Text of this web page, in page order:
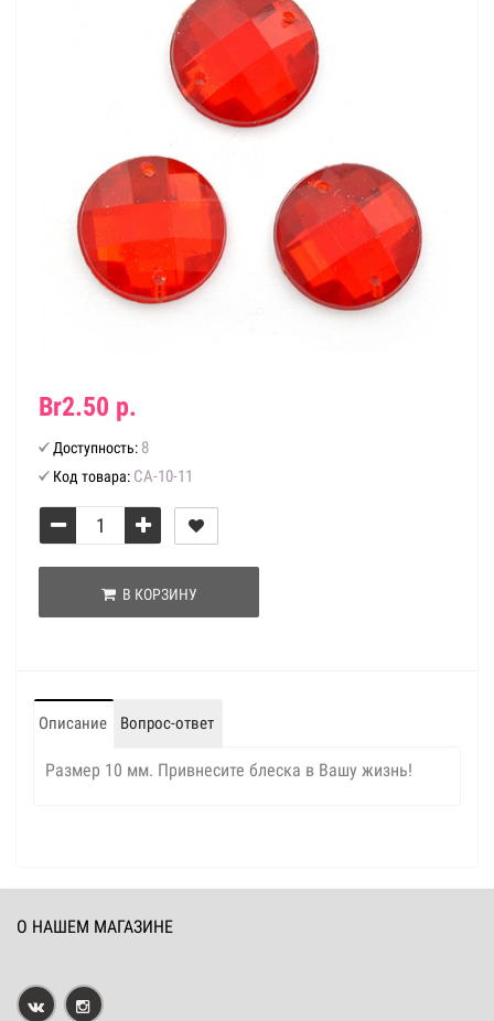
Br2.50 р.
Доступность: 8
Код товара: СА-10-11
В КОРЗИНУ
Описание Вопрос-ответ
Размер 10 мм. Привнесите блеска в Вашу жизнь!
О НАШЕМ МАГАЗИНЕ